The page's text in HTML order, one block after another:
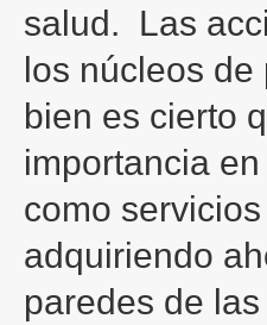
salud. Las
los núcleos
bien es cierto
importancia
como
adquiriendo
paredes de